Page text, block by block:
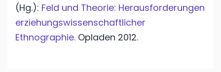
(Hg.): Feld und Theorie: Herausforderungen
erziehungswissenschaftlicher
Ethnographie. Opladen 2012.